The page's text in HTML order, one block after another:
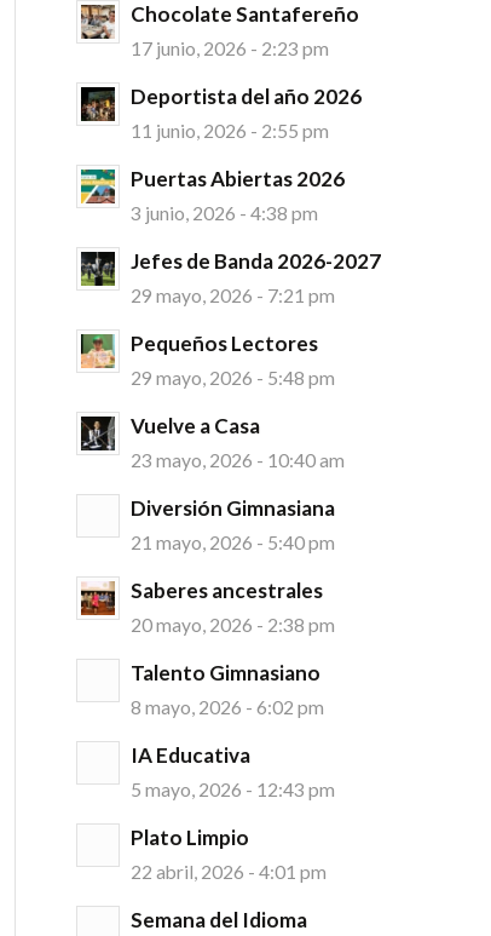
Chocolate Santafereño
17 junio, 2026 - 2:23 pm
Deportista del año 2026
11 junio, 2026 - 2:55 pm
Puertas Abiertas 2026
3 junio, 2026 - 4:38 pm
Jefes de Banda 2026-2027
29 mayo, 2026 - 7:21 pm
Pequeños Lectores
29 mayo, 2026 - 5:48 pm
Vuelve a Casa
23 mayo, 2026 - 10:40 am
Diversión Gimnasiana
21 mayo, 2026 - 5:40 pm
Saberes ancestrales
20 mayo, 2026 - 2:38 pm
Talento Gimnasiano
8 mayo, 2026 - 6:02 pm
IA Educativa
5 mayo, 2026 - 12:43 pm
Plato Limpio
22 abril, 2026 - 4:01 pm
Semana del Idioma